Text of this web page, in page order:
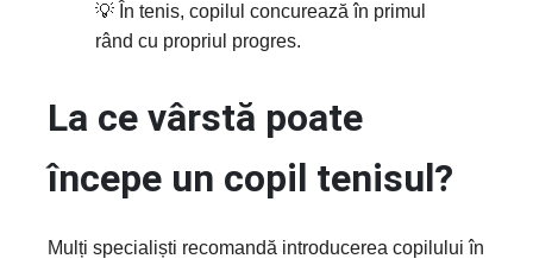
💡 În tenis, copilul concurează în primul
rând cu propriul progres.
La ce vârstă poate
începe un copil tenisul?
Mulți specialiști recomandă introducerea copilului în